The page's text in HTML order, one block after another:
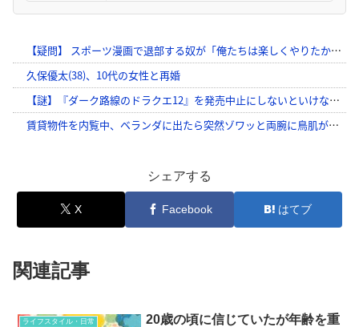
シェアする
X Facebook はてブ
関連記事
ライフスタイル・日常
20歳の頃に信じていたが年齢を重